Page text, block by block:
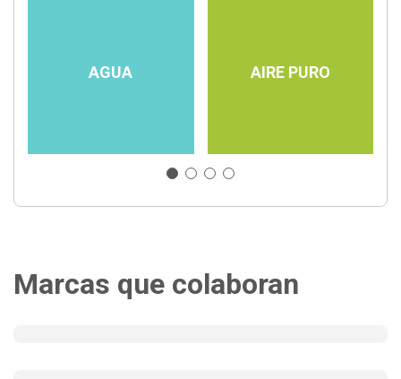
AGUA AIRE PURO
Marcas que colaboran